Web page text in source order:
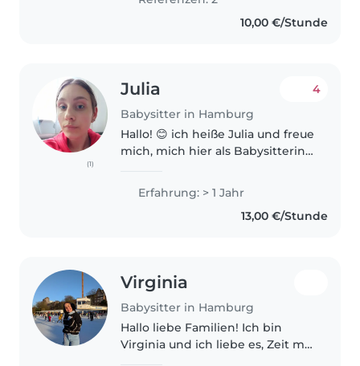
10,00 €/Stunde
(1)
Julia
Babysitter in Hamburg
4
Hallo! 😊 ich heiße Julia und freue
mich, mich hier als Babysitterin
Jobs über diese App erfolgreich
übernommen und konnte dabei
wertvolle Erfahrungen..
Erfahrung: > 1 Jahr
13,00 €/Stunde
Virginia
Babysitter in Hamburg
Hallo liebe Familien! Ich bin
Virginia und ich liebe es, Zeit mit